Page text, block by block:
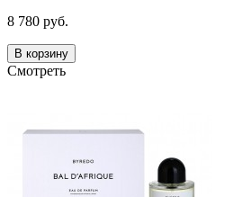
8 780 руб.
В корзину
Смотреть